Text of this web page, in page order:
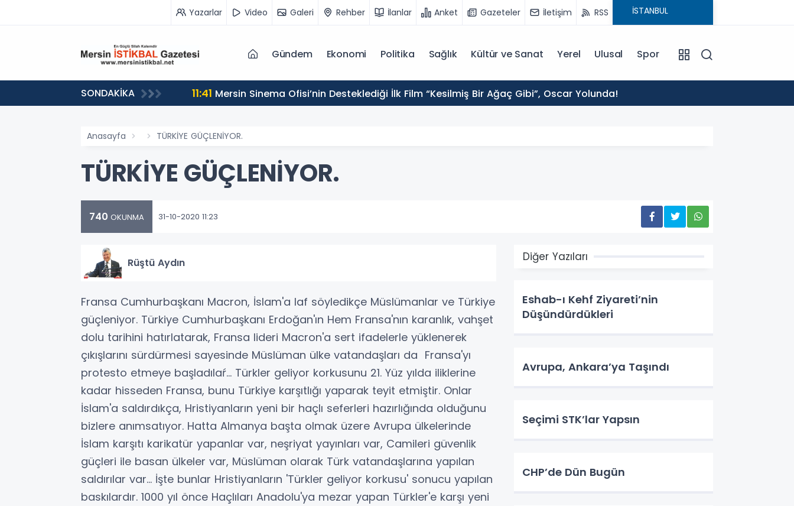
Yazarlar Video Galeri Rehber İlanlar Anket Gazeteler İletişim RSS
Gündem Ekonomi Politika Sağlık Kültür ve Sanat Yerel Ulusal Spor
SONDAKİKA 11:41 Mersin Sinema Ofisi’nin Desteklediği İlk Film “Kesilmiş Bir Ağaç Gibi”, Oscar Yolunda!
Anasayfa TÜRKİYE GÜÇLENİYOR.
TÜRKİYE GÜÇLENİYOR.
740 OKUNMA 31-10-2020 11:23
Rüştü Aydın
Fransa Cumhurbaşkanı Macron, İslam'a laf söyledikçe Müslümanlar ve Türkiye
güçleniyor. Türkiye Cumhurbaşkanı Erdoğan'ın Hem Fransa'nın karanlık, vahşet
dolu tarihini hatırlatarak, Fransa lideri Macron'a sert ifadelerle yüklenerek
çıkışlarını sürdürmesi sayesinde Müslüman ülke vatandaşları da Fransa'yı
protesto etmeye başladılaŕ... Türkler geliyor korkusunu 21. Yüz yılda iliklerine
kadar hisseden Fransa, bunu Türkiye karşıtlığı yaparak teyit etmiştir. Onlar
İslam'a saldırdıkça, Hristiyanların yeni bir haçlı seferleri hazırlığında olduğunu
bizlere anımsatıyor. Hatta Almanya başta olmak üzere Avrupa ülkelerinde
İslam karşıtı karikatür yapanlar var, neşriyat yayınları var, Camileri güvenlik
güçleri ile basan ülkeler var, Müslüman olarak Türk vatandaşlarına yapılan
saldırılar var… İşte bunlar Hristiyanların 'Türkler geliyor korkusu' sonucu yapılan
baskılardır. 1000 yıl önce Haçlıları Anadolu'ya mezar yapan Türkler'e karşı yeni
Diğer Yazıları
Eshab-ı Kehf Ziyareti’nin
Düşündürdükleri
Avrupa, Ankara’ya Taşındı
Seçimi STK’lar Yapsın
CHP’de Dün Bugün